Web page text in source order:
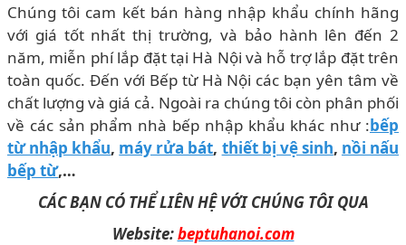
Chúng tôi cam kết bán hàng nhập khẩu chính hãng
với giá tốt nhất thị trường, và bảo hành lên đến 2
năm, miễn phí lắp đặt tại Hà Nội và hỗ trợ lắp đặt trên
toàn quốc. Đến với Bếp từ Hà Nội các bạn yên tâm về
chất lượng và giá cả. Ngoài ra chúng tôi còn phân phối
về các sản phẩm nhà bếp nhập khẩu khác như :bếp
từ nhập khẩu, máy rửa bát, thiết bị vệ sinh, nồi nấu
bếp từ,…
CÁC BẠN CÓ THỂ LIÊN HỆ VỚI CHÚNG TÔI QUA
Website:beptuhanoi.com